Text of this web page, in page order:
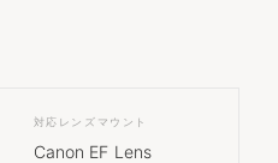
対応レンズマウント
Canon EF Lens